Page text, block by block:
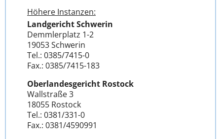
Höhere Instanzen:
Landgericht Schwerin
Demmlerplatz 1-2
19053 Schwerin
Tel.: 0385/7415-0
Fax.: 0385/7415-183
Oberlandesgericht Rostock
Wallstraße 3
18055 Rostock
Tel.: 0381/331-0
Fax.: 0381/4590991